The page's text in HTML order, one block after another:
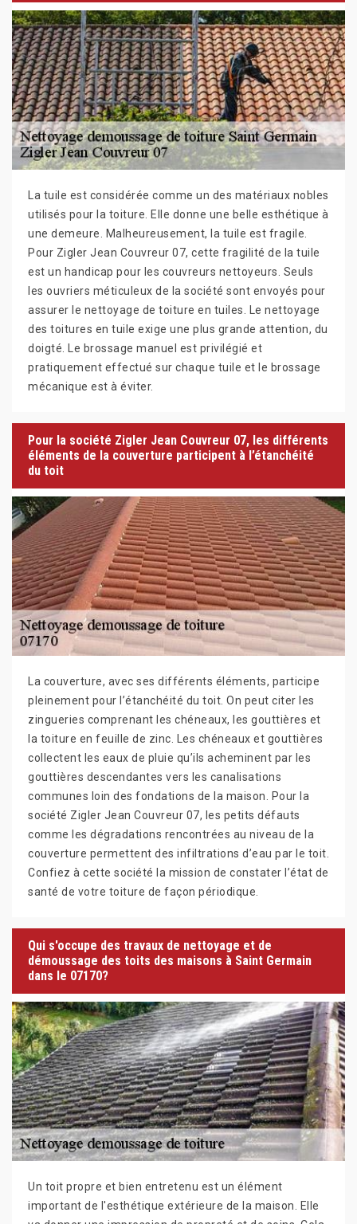
La tuile est considérée comme un des matériaux nobles
utilisés pour la toiture. Elle donne une belle esthétique à
une demeure. Malheureusement, la tuile est fragile.
Pour Zigler Jean Couvreur 07, cette fragilité de la tuile
est un handicap pour les couvreurs nettoyeurs. Seuls
les ouvriers méticuleux de la société sont envoyés pour
assurer le nettoyage de toiture en tuiles. Le nettoyage
des toitures en tuile exige une plus grande attention, du
doigté. Le brossage manuel est privilégié et
pratiquement effectué sur chaque tuile et le brossage
mécanique est à éviter.
Pour la société Zigler Jean Couvreur 07, les différents
éléments de la couverture participent à l’étanchéité
du toit
La couverture, avec ses différents éléments, participe
pleinement pour l’étanchéité du toit. On peut citer les
zingueries comprenant les chéneaux, les gouttières et
la toiture en feuille de zinc. Les chéneaux et gouttières
collectent les eaux de pluie qu’ils acheminent par les
gouttières descendantes vers les canalisations
communes loin des fondations de la maison. Pour la
société Zigler Jean Couvreur 07, les petits défauts
comme les dégradations rencontrées au niveau de la
couverture permettent des infiltrations d’eau par le toit.
Confiez à cette société la mission de constater l’état de
santé de votre toiture de façon périodique.
Qui s'occupe des travaux de nettoyage et de
démoussage des toits des maisons à Saint Germain
dans le 07170?
Un toit propre et bien entretenu est un élément
important de l'esthétique extérieure de la maison. Elle